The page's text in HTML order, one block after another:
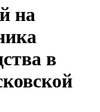
на
в